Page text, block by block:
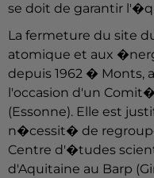
se doit de garantir
La fermeture du site
atomique et aux
depuis 1962 �
l'occasion d'un
(Essonne). Elle est
n�cessit� de
Centre d'�tudes
d'Aquitaine au Barp